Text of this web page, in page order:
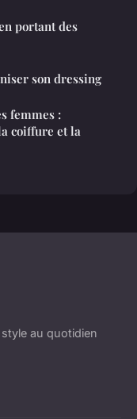
portant des
son dressing
femmes :
coiffure et la
au quotidien